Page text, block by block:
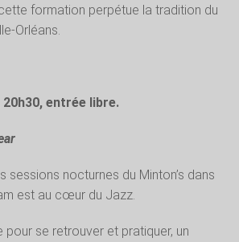
formation perpétue la tradition du
Orléans.
entrée libre.
sessions nocturnes du Minton’s dans
est au cœur du Jazz.
pour se retrouver et pratiquer, un